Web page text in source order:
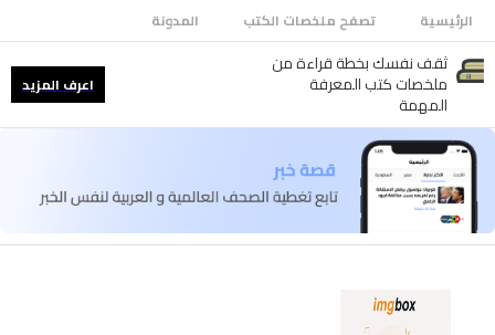
الرئيسية تصفح ملخصات الكتب المدونة
ثقف نفسك بخطة قراءة من
ملخصات كتب المعرفة
المهمة
اعرف المزيد